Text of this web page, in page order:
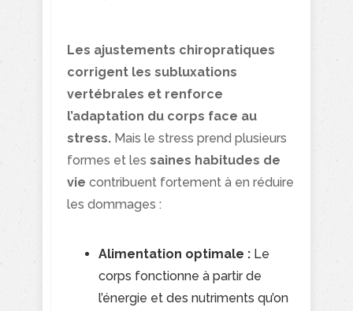
Les ajustements chiropratiques
corrigent les subluxations
vertébrales et renforce
l’adaptation du corps face au
stress. Mais le stress prend plusieurs
formes et les saines habitudes de
vie contribuent fortement à en réduire
les dommages :
Alimentation optimale : Le
corps fonctionne à partir de
l’énergie et des nutriments qu’on